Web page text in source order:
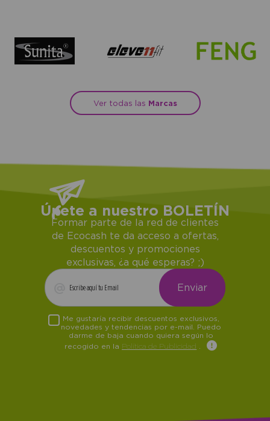
Ver todas las Marcas
Únete a nuestro BOLETÍN
Formar parte de la red de clientes
de Ecocash te da acceso a ofertas,
descuentos y promociones
exclusivas, ¿a qué esperas? ;)
Me gustaría recibir descuentos exclusivos,
novedades y tendencias por e-mail. Puedo
darme de baja cuando quiera según lo
recogido en la Política de Publicidad